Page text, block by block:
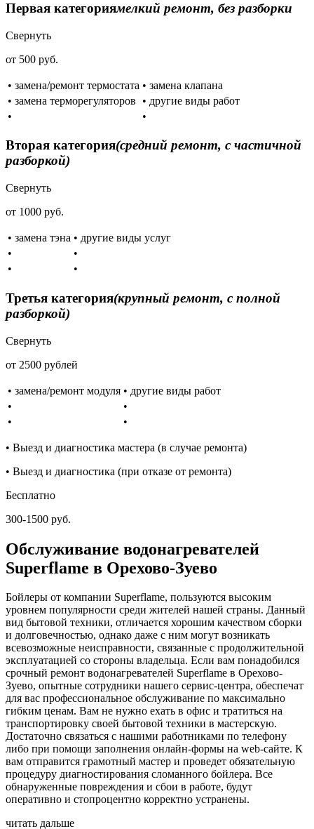
Первая категориямелкий ремонт, без разборки
Свернуть
от 500 руб.
• замена/ремонт термостата • замена клапана
• замена терморегуляторов
• другие виды работ
•
•
Вторая категория(средний ремонт, с частичной
разборкой)
Свернуть
от 1000 руб.
• замена тэна • другие виды услуг
•
•
•
•
Третья категория(крупный ремонт, с полной
разборкой)
Свернуть
от 2500 рублей
• замена/ремонт модуля • другие виды работ
•
•
•
•
• Выезд и диагностика мастера (в случае ремонта)
• Выезд и диагностика (при отказе от ремонта)
Бесплатно
300-1500 руб.
Обслуживание водонагревателей
Superflame в Орехово-Зуево
Бойлеры от компании Superflame, пользуются высоким
уровнем популярности среди жителей нашей страны. Данный
вид бытовой техники, отличается хорошим качеством сборки
и долговечностью, однако даже с ним могут возникать
всевозможные неисправности, связанные с продолжительной
эксплуатацией со стороны владельца. Если вам понадобился
срочный ремонт водонагревателей Superflame в Орехово-
Зуево, опытные сотрудники нашего сервис-центра, обеспечат
для вас профессиональное обслуживание по максимально
гибким ценам. Вам не нужно ехать в офис и тратиться на
транспортировку своей бытовой техники в мастерскую.
Достаточно связаться с нашими работниками по телефону
либо при помощи заполнения онлайн-формы на web-сайте. К
вам отправится грамотный мастер и проведет обязательную
процедуру диагностирования сломанного бойлера. Все
обнаруженные повреждения и сбои в работе, будут
оперативно и стопроцентно корректно устранены.
читать дальше